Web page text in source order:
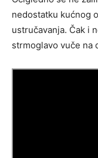
nedostatku kućnog
ustručavanja. Čak i
strmoglavo vuče na